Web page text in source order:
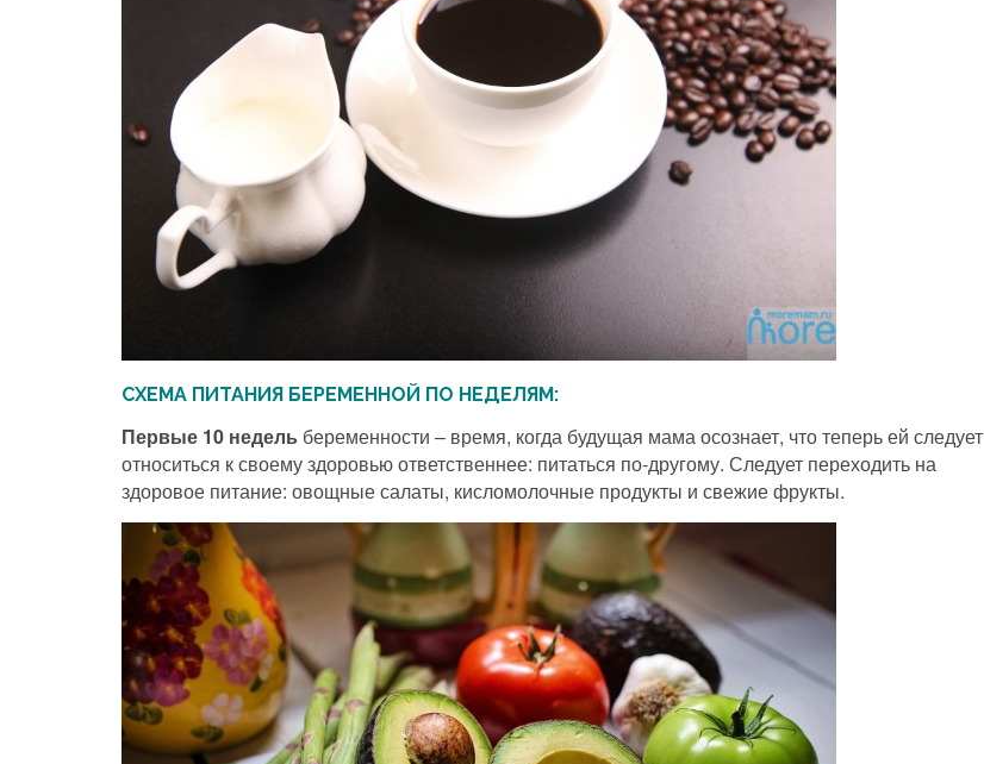
СХЕМА ПИТАНИЯ БЕРЕМЕННОЙ ПО НЕДЕЛЯМ:
Первые 10 недель беременности – время, когда будущая мама осознает, что теперь ей следует
относиться к своему здоровью ответственнее: питаться по-другому. Следует переходить на
здоровое питание: овощные салаты, кисломолочные продукты и свежие фрукты.